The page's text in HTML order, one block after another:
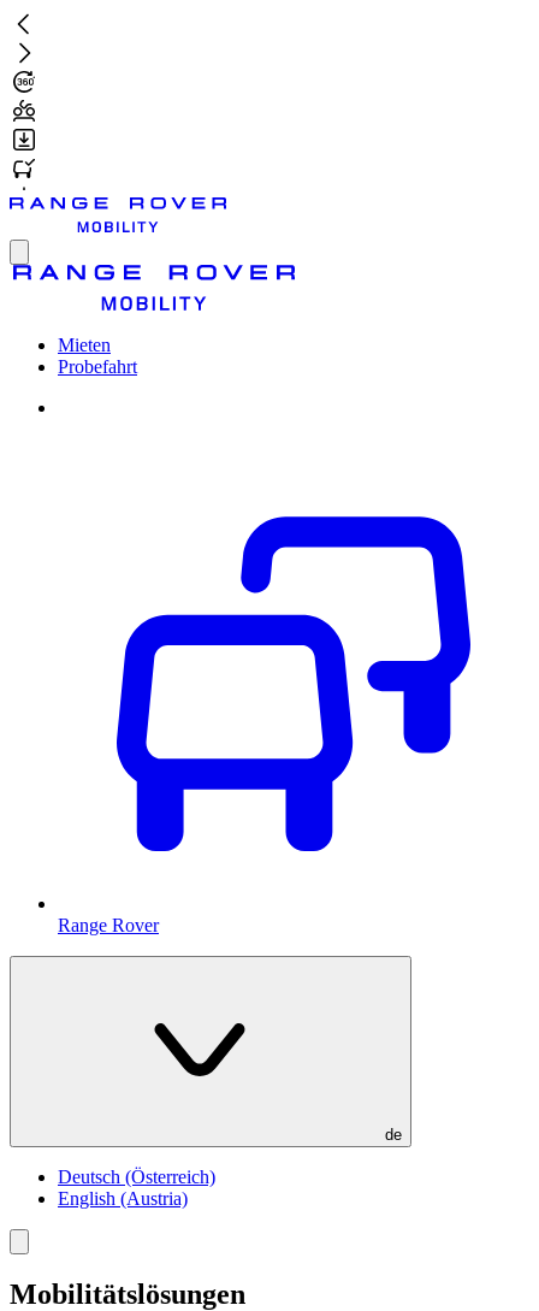
Zum
Hauptinhalt
springen
Toggle
Mieten
Probefahrt
Range Rover
de
Deutsch (Österreich)
English (Austria)
Toggle
Mobilitätslösungen